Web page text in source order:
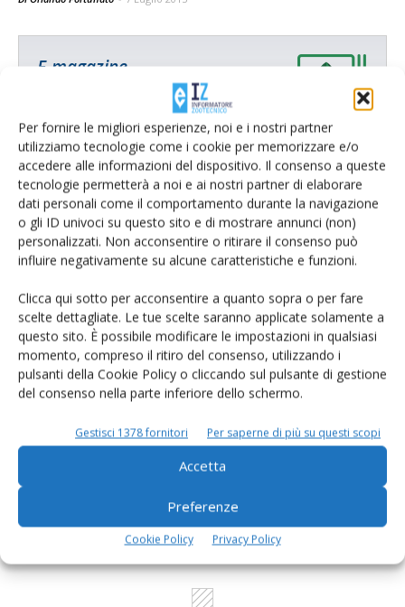
Per fornire le migliori esperienze, noi e i nostri partner
utilizziamo tecnologie come i cookie per memorizzare e/o
accedere alle informazioni del dispositivo. Il consenso a queste
tecnologie permetterà a noi e ai nostri partner di elaborare
dati personali come il comportamento durante la navigazione
o gli ID univoci su questo sito e di mostrare annunci (non)
personalizzati. Non acconsentire o ritirare il consenso può
influire negativamente su alcune caratteristiche e funzioni.
Clicca qui sotto per acconsentire a quanto sopra o per fare
scelte dettagliate. Le tue scelte saranno applicate solamente a
questo sito. È possibile modificare le impostazioni in qualsiasi
momento, compreso il ritiro del consenso, utilizzando i
pulsanti della Cookie Policy o cliccando sul pulsante di gestione
del consenso nella parte inferiore dello schermo.
Gestisci 1378 fornitori Per saperne di più su questi scopi
Accetta
Preferenze
Cookie Policy Privacy Policy
E-magazine
Tecniche, prodotti e servizi dalle aziende
Catalogo Aziende e Prodotti
Un modo semplice per cercare un'azienda o un
prodotto!
Cerca adesso
L'Esperto risponde
Cerca adesso